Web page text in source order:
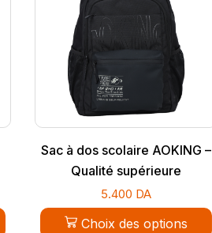
Sac à dos scolaire AOKING –
Qualité supérieure
5.400 DA
Choix des options